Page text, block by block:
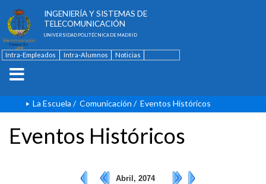
INGENIERÍA Y SISTEMAS DE
TELECOMUNICACIÓN
UNIVERSIDAD POLITÉCNICA DE MADRID
Intra-Empleados Intra-Alumnos
Noticias
La Escuela / Comunicación / Eventos Históricos
Eventos Históricos
Abril, 2074